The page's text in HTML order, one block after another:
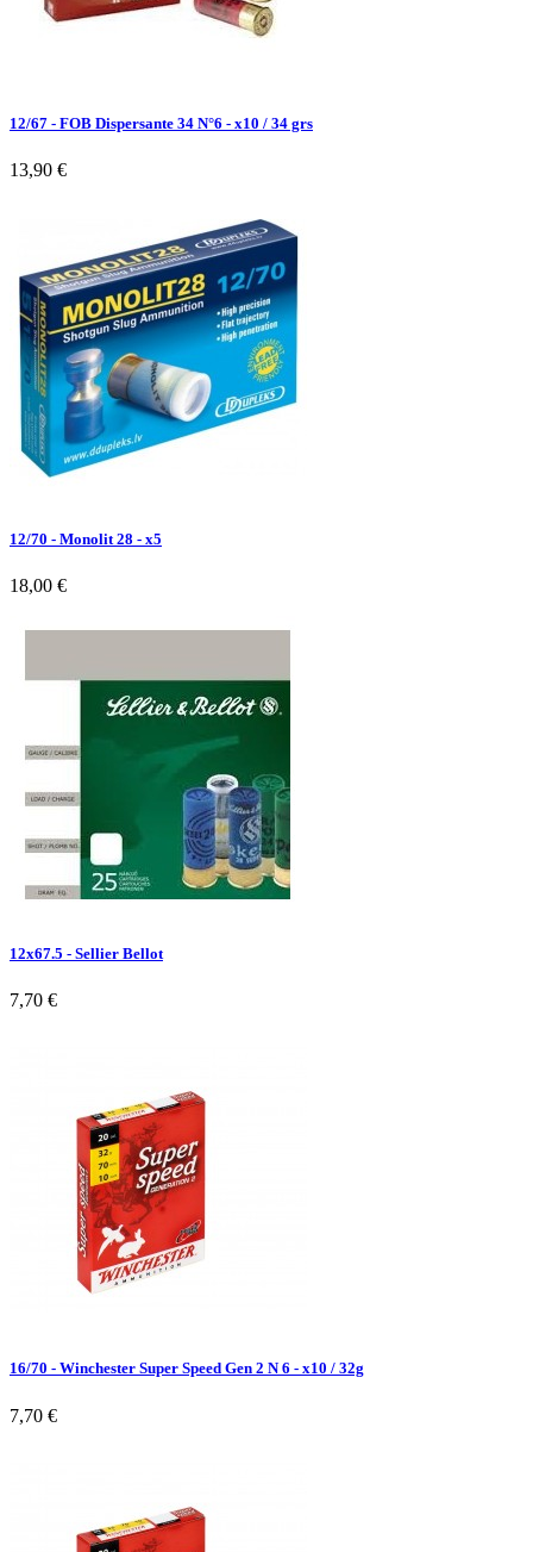
12/67 - FOB Dispersante 34 N°6 - x10 / 34 grs
13,90 €
12/70 - Monolit 28 - x5
18,00 €
12x67.5 - Sellier Bellot
7,70 €
16/70 - Winchester Super Speed Gen 2 N 6 - x10 / 32g
7,70 €